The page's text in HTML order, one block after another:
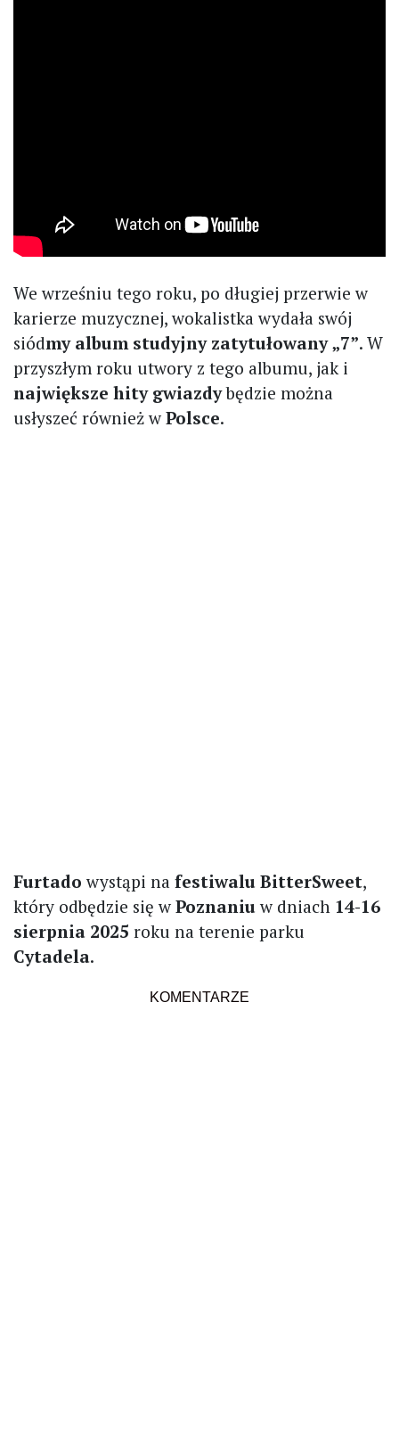
We wrześniu tego roku, po długiej przerwie w
karierze muzycznej, wokalistka wydała swój
siódmy album studyjny zatytułowany „7”. W
przyszłym roku utwory z tego albumu, jak i
największe hity gwiazdybędzie można
usłyszeć również w Polsce.
Furtadowystąpi na festiwalu BitterSweet,
który odbędzie się w Poznaniuw dniach 14-16
sierpnia 2025 roku na terenie parku
Cytadela.
KOMENTARZE